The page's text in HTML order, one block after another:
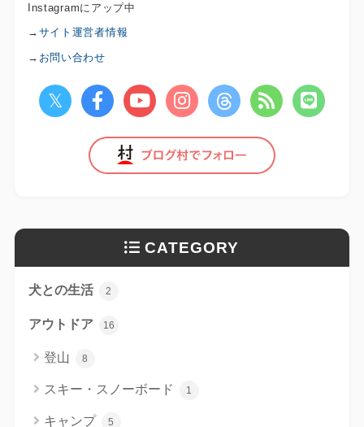
Instagramにアップ中
→ サイト運営者情報
→ お問い合わせ
CATEGORY
犬との生活 2
アウトドア 16
登山 8
スキー・スノーボード 1
キャンプ 5